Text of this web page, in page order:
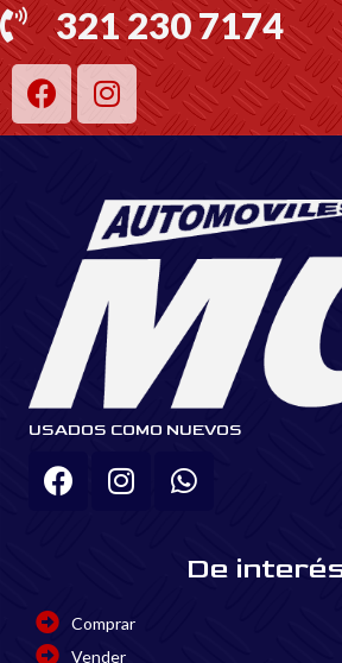
321 230 7174
USADOS COMO NUEVOS
De
Comprar
Vender